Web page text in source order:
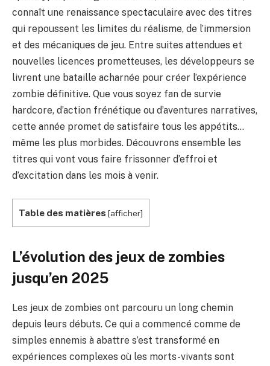
connaît une renaissance spectaculaire avec des titres
qui repoussent les limites du réalisme, de l’immersion
et des mécaniques de jeu. Entre suites attendues et
nouvelles licences prometteuses, les développeurs se
livrent une bataille acharnée pour créer l’expérience
zombie définitive. Que vous soyez fan de survie
hardcore, d’action frénétique ou d’aventures narratives,
cette année promet de satisfaire tous les appétits…
même les plus morbides. Découvrons ensemble les
titres qui vont vous faire frissonner d’effroi et
d’excitation dans les mois à venir.
Table des matières [afficher]
L’évolution des jeux de zombies
jusqu’en 2025
Les jeux de zombies ont parcouru un long chemin
depuis leurs débuts. Ce qui a commencé comme de
simples ennemis à abattre s’est transformé en
expériences complexes où les morts-vivants sont